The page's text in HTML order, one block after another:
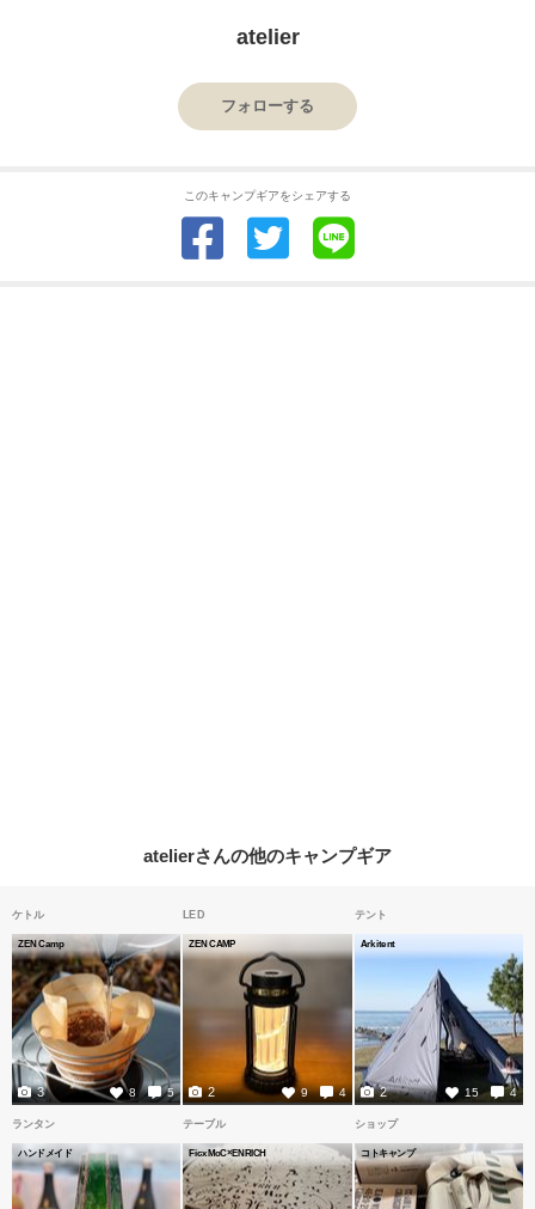
atelier
フォローする
このキャンプギアをシェアする
atelierさんの他のキャンプギア
ケトル
ZEN Camp
8 5
3
LED
ZEN CAMP
9 4
2
テント
Arkitent
15 4
2
ランタン
ハンドメイド
テーブル
FicxMoC×ENRICH
ショップ
コトキャンプ